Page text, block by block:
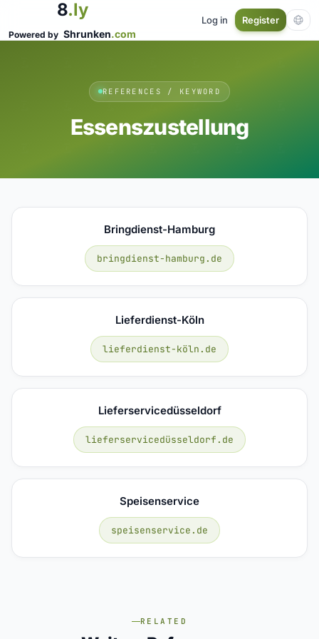
8.ly
Powered by Shrunken.com
Log in Register
REFERENCES / KEYWORD
Essenszustellung
Bringdienst-Hamburg
bringdienst-hamburg.de
Lieferdienst-Köln
lieferdienst-köln.de
Lieferservicedüsseldorf
lieferservicedüsseldorf.de
Speisenservice
speisenservice.de
RELATED